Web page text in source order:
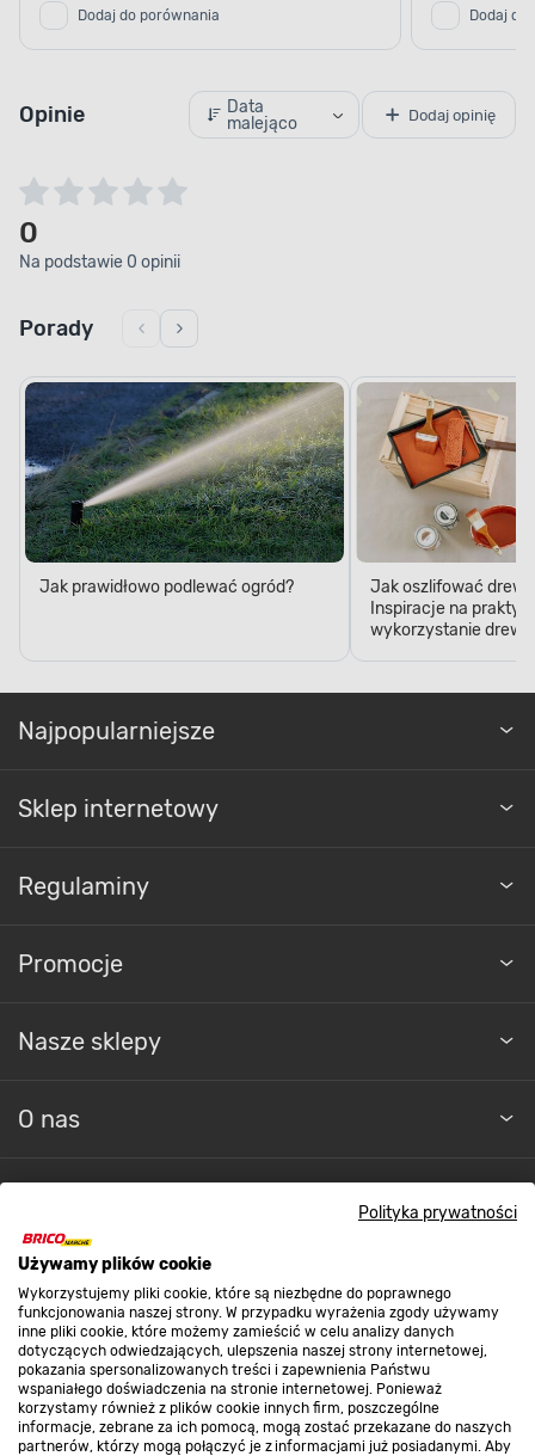
Polityka prywatności
Używamy plików cookie
Wykorzystujemy pliki cookie, które są niezbędne do poprawnego
funkcjonowania naszej strony. W przypadku wyrażenia zgody używamy
inne pliki cookie, które możemy zamieścić w celu analizy danych
dotyczących odwiedzających, ulepszenia naszej strony internetowej,
pokazania spersonalizowanych treści i zapewnienia Państwu
wspaniałego doświadczenia na stronie internetowej. Ponieważ
korzystamy również z plików cookie innych firm, poszczególne
informacje, zebrane za ich pomocą, mogą zostać przekazane do naszych
partnerów, którzy mogą połączyć je z informacjami już posiadanymi. Aby
Dodaj do porównania Dodaj do
Opinie
Data
malejąco
Dodaj opinię
0
Na podstawie 0 opinii
Porady
Jak prawidłowo podlewać ogród?
Jak oszlifować
Inspiracje na
wykorzystanie
Najpopularniejsze
Sklep internetowy
Regulaminy
Promocje
Nasze sklepy
O nas
Strefa biznesu
Dołącz do nas